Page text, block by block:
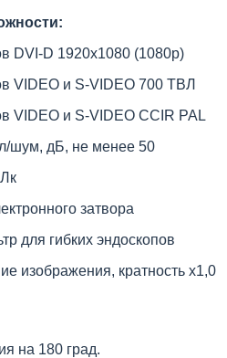
DVI-D 1920х1080 (1080p)
VIDEO и S-VIDEO 700 ТВЛ
VIDEO и S-VIDEO CCIR PAL
шум, дБ, не менее 50
затвора
для гибких эндоскопов
изображения, кратность х1,0
на 180 град.